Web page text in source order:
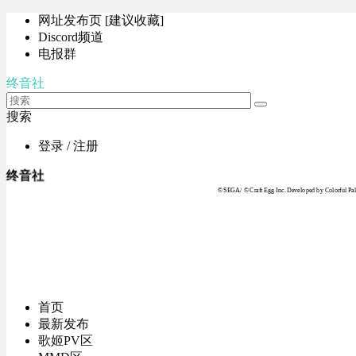
网址发布页 [建议收藏]
Discord频道
电报群
终音社
搜索
登录 / 注册
终音社
© SEGA / © Craft Egg Inc. Developed by Colorful
首页
最新发布
歌姬PV区